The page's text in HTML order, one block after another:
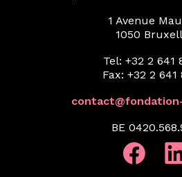
1 Avenue
1050
Tel: +32 2 641
Fax: +32 2 641
BE